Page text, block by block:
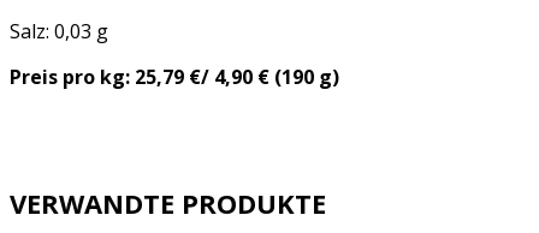
Salz: 0,03 g
Preis pro kg: 25,79 €/ 4,90 € (190 g)
VERWANDTE PRODUKTE